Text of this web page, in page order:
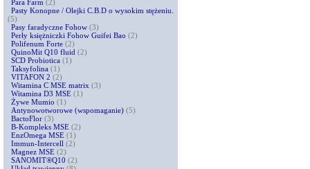
Para Farm (2)
Pasty Konopne / Olejki C.B.D o wysokim stężeniu.
(5)
Pasy faradyczne Fohow (3)
Perły księżniczki Fohow Guifei Bao (2)
Polifenum Forte (2)
QuinoMit Q10 fluid (2)
SCD Probiotica (1)
Taksyfolina (1)
VITAFON 2 (2)
Witamina C MSE matrix (3)
Witamina D3 MSE (1)
Żywe Mumio (1)
Antynowotworowe (wspomaganie) (5)
BactoFlor (3)
B-Kompleks MSE (2)
EnzOmega MSE (1)
Immun-Intercell (2)
Magnez MSE (2)
SANOMIT®Q10 (2)